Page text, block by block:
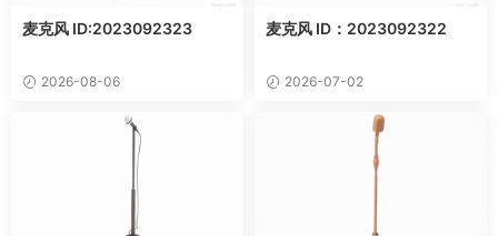
麦克风 ID:2023092323
2026-08-06
麦克风 ID：2023092322
2026-07-02